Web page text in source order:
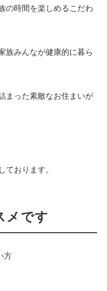
の時間を楽しめるこだわ
族みんなが健康的に暮ら
まった素敵なお住まいが
ております。
メです
方